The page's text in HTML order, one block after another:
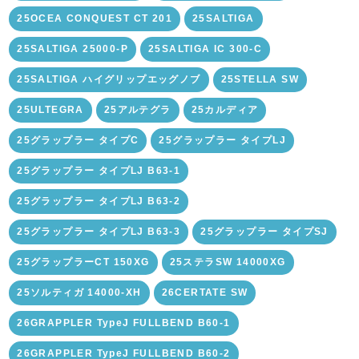
25OCEA CONQUEST CT 201 25SALTIGA
25SALTIGA 25000-P 25SALTIGA IC 300-C
25SALTIGA ハイグリップエッグノブ 25STELLA SW
25ULTEGRA 25アルテグラ 25カルディア
25グラップラー タイプC 25グラップラー タイプLJ
25グラップラー タイプLJ B63-1
25グラップラー タイプLJ B63-2
25グラップラー タイプLJ B63-3 25グラップラー タイプSJ
25グラップラーCT 150XG 25ステラSW 14000XG
25ソルティガ 14000-XH 26CERTATE SW
26GRAPPLER TypeJ FULLBEND B60-1
26GRAPPLER TypeJ FULLBEND B60-2